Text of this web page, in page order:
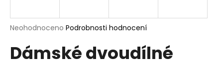
Průměrné
produktu
je
Neohodnoceno Podrobnosti hodnocení
Dámské dvoudílné
j
t